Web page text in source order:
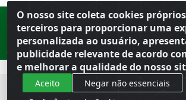
O nosso site coleta cookies
terceiros para proporcionar uma
personalizada ao usuário,
publicidade relevante de acordo
e melhorar a qualidade do nosso
Aceito
Negar não essenciais
Rod. SP-215, s/n, km 98 — Área Rural Porto Ferreira
· CNPJ 56.679.863/0001-91
© 2026 Atacado Ideal